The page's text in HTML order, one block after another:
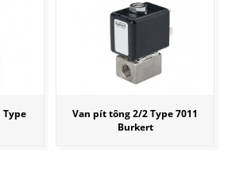
Type
Van pít tông 2/2 Type 7011
Burkert